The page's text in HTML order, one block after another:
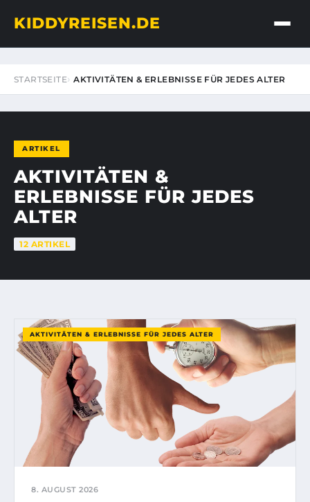
KIDDYREISEN.DE
STARTSEITE AKTIVITÄTEN & ERLEBNISSE FÜR JEDES ALTER
ARTIKEL
AKTIVITÄTEN &
ERLEBNISSE FÜR JEDES
ALTER
12 ARTIKEL
AKTIVITÄTEN & ERLEBNISSE FÜR JEDES ALTER
8. AUGUST 2026